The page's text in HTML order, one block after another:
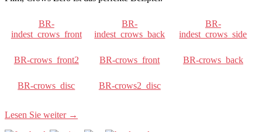
BR-
indest_crows_front
BR-
indest_crows_back
BR-
indest_crows_side
BR-crows_front2 BR-crows_front BR-crows_back
BR-crows_disc BR-crows2_disc
Lesen Sie weiter →